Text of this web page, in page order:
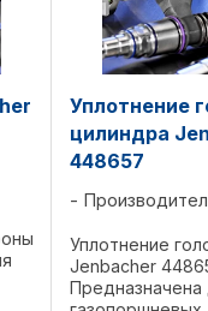
Уплотнение
цилиндра
448657
Уплотнение
Jenbacher
Предназначена